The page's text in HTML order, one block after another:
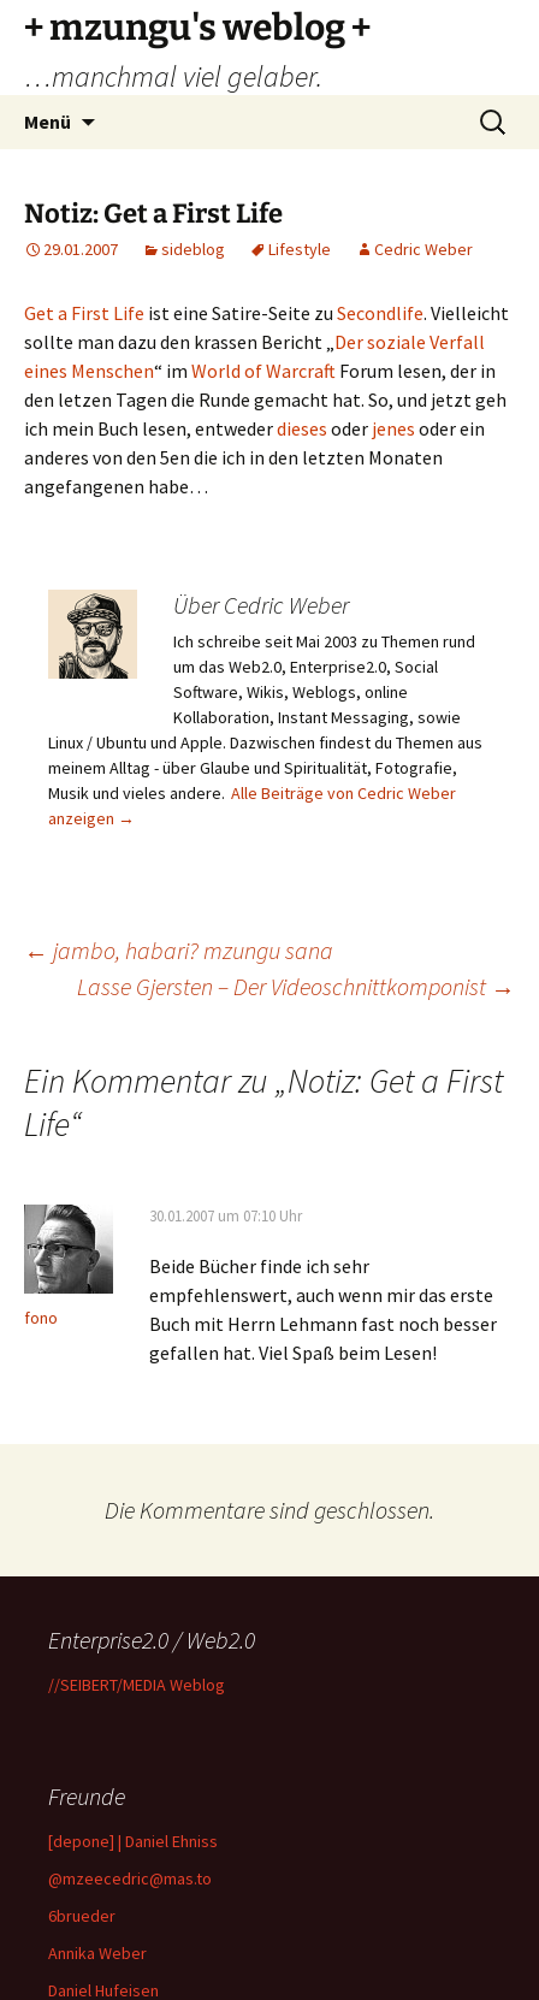
Zum
Inhalt
springen
+ mzungu's weblog +
…manchmal viel gelaber.
Menü
Suchen
nach:
Notiz: Get a First Life
29.01.2007 sideblog Lifestyle Cedric Weber
Get a First Life ist eine Satire-Seite zu Secondlife. Vielleicht
sollte man dazu den krassen Bericht „Der soziale Verfall
eines Menschen“ im World of Warcraft Forum lesen, der in
den letzen Tagen die Runde gemacht hat. So, und jetzt geh
ich mein Buch lesen, entwederdieses oder jenes oder ein
anderes von den 5en die ich in den letzten Monaten
angefangenen habe…
Über Cedric Weber
Ich schreibe seit Mai 2003 zu Themen rund
um das Web2.0, Enterprise2.0, Social
Software, Wikis, Weblogs, online
Kollaboration, Instant Messaging, sowie
Linux / Ubuntu und Apple. Dazwischen findest du Themen aus
meinem Alltag - über Glaube und Spiritualität, Fotografie,
Musik und vieles andere. Alle Beiträge von Cedric Weber
anzeigen →
Beitragsnavigation
← jambo, habari? mzungu sana
Lasse Gjersten – Der Videoschnittkomponist →
Ein Kommentar zu „Notiz: Get a First
Life“
fono
30.01.2007 um 07:10 Uhr
Beide Bücher finde ich sehr
empfehlenswert, auch wenn mir das erste
Buch mit Herrn Lehmann fast noch besser
gefallen hat. Viel Spaß beim Lesen!
Die Kommentare sind geschlossen.
Enterprise2.0 / Web2.0
//SEIBERT/MEDIA Weblog
Freunde
[depone] | Daniel Ehniss
@mzeecedric@mas.to
6brueder
Annika Weber
Daniel Hufeisen